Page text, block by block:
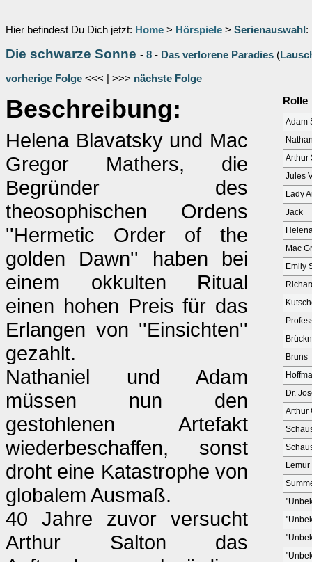
Hier befindest Du Dich jetzt: Home > Hörspiele > Serienauswahl :
Die schwarze Sonne - 8 - Das verlorene Paradies (
vorherige Folge <<< | >>> nächste Folge
Beschreibung:
Helena Blavatsky und Mac
Gregor Mathers, die
Begründer des
theosophischen Ordens
''Hermetic Order of the
golden Dawn'' haben bei
einem okkulten Ritual
einen hohen Preis für das
Erlangen von ''Einsichten''
gezahlt.
Nathaniel und Adam
müssen nun den
gestohlenen Artefakt
wiederbeschaffen, sonst
droht eine Katastrophe von
globalem Ausmaß.
40 Jahre zuvor versucht
Arthur Salton das
Rolle
Adam
Arthur
Jules
Lady
Jack
Mac
Emily
Bruns
Dr.
Arthur
Lemur